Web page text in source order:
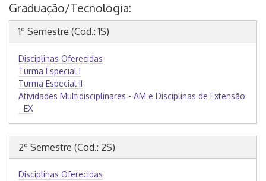
Graduação/Tecnologia:
1º Semestre (Cod.: 1S)
Disciplinas Oferecidas
Turma Especial I
Turma Especial II
Atividades Multidisciplinares - AM e Disciplinas de Extensão
- EX
2º Semestre (Cod.: 2S)
Disciplinas Oferecidas